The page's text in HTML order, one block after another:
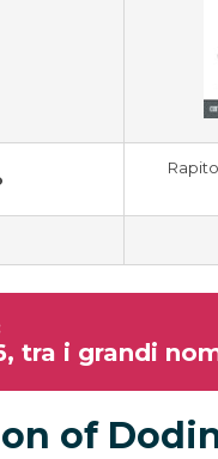
tra i grandi
of